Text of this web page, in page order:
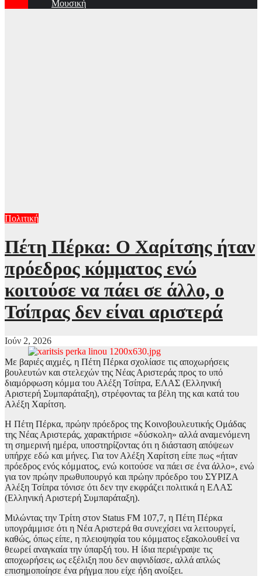
Μουσική
Πολιτική
Πέτη Πέρκα: Ο Χαρίτσης ήταν
πρόεδρος κόμματος ενώ
κοιτούσε να πάει σε άλλο, ο
Τσίπρας δεν είναι αριστερά
Ιούν 2, 2026
Με βαριές αιχμές, η Πέτη Πέρκα σχολίασε τις αποχωρήσεις
βουλευτών και στελεχών της Νέας Αριστεράς προς το υπό
διαμόρφωση κόμμα του Αλέξη Τσίπρα, ΕΛΑΣ (Ελληνική
Αριστερή Συμπαράταξη), στρέφοντας τα βέλη της και κατά του
Αλέξη Χαρίτση.
Η Πέτη Πέρκα, πρώην πρόεδρος της Κοινοβουλευτικής Ομάδας
της Νέας Αριστεράς, χαρακτήρισε «δύσκολη» αλλά αναμενόμενη
τη σημερινή ημέρα, υποστηρίζοντας ότι η διάσταση απόψεων
υπήρχε εδώ και μήνες. Για τον Αλέξη Χαρίτση είπε πως «ήταν
πρόεδρος ενός κόμματος, ενώ κοιτούσε να πάει σε ένα άλλο», ενώ
για τον πρώην πρωθυπουργό και πρώην πρόεδρο του ΣΥΡΙΖΑ
Αλέξη Τσίπρα τόνισε ότι δεν την εκφράζει πολιτικά η ΕΛΑΣ
(Ελληνική Αριστερή Συμπαράταξη).
Μιλώντας την Τρίτη στον Status FM 107,7, η Πέτη Πέρκα
υπογράμμισε ότι η Νέα Αριστερά θα συνεχίσει να λειτουργεί,
καθώς, όπως είπε, η πλειοψηφία του κόμματος εξακολουθεί να
θεωρεί αναγκαία την ύπαρξή του. Η ίδια περιέγραψε τις
αποχωρήσεις ως εξέλιξη που δεν αιφνιδίασε, αλλά απλώς
επισημοποίησε ένα ρήγμα που είχε ήδη ανοίξει.